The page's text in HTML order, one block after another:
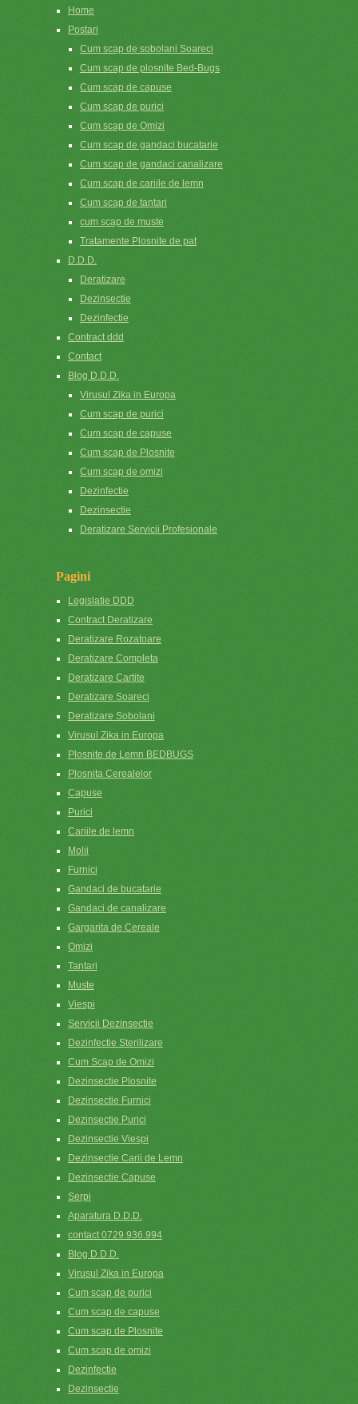
Home
Postari
Cum scap de sobolani Soareci
Cum scap de plosnite Bed-Bugs
Cum scap de capuse
Cum scap de purici
Cum scap de Omizi
Cum scap de gandaci bucatarie
Cum scap de gandaci canalizare
Cum scap de cariile de lemn
Cum scap de tantari
cum scap de muste
Tratamente Plosnite de pat
D.D.D.
Deratizare
Dezinsectie
Dezinfectie
Contract ddd
Contact
Blog D.D.D.
Virusul Zika in Europa
Cum scap de purici
Cum scap de capuse
Cum scap de Plosnite
Cum scap de omizi
Dezinfectie
Dezinsectie
Deratizare Servicii Profesionale
Pagini
Legislatie DDD
Contract Deratizare
Deratizare Rozatoare
Deratizare Completa
Deratizare Cartite
Deratizare Soareci
Deratizare Sobolani
Virusul Zika in Europa
Plosnite de Lemn BEDBUGS
Plosnita Cerealelor
Capuse
Purici
Cariile de lemn
Molii
Furnici
Gandaci de bucatarie
Gandaci de canalizare
Gargarita de Cereale
Omizi
Tantari
Muste
Viespi
Servicii Dezinsectie
Dezinfectie Sterilizare
Cum Scap de Omizi
Dezinsectie Plosnite
Dezinsectie Furnici
Dezinsectie Purici
Dezinsectie Viespi
Dezinsectie Carii de Lemn
Dezinsectie Capuse
Serpi
Aparatura D.D.D.
contact 0729.936.994
Blog D.D.D.
Virusul Zika in Europa
Cum scap de purici
Cum scap de capuse
Cum scap de Plosnite
Cum scap de omizi
Dezinfectie
Dezinsectie